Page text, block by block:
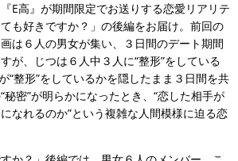
E高』が期間限定でお送りする恋愛リアリテ
も好きですか？」の後編をお届け。前回の
は６人の男女が集い、３日間のデート期間
が、じつは６人中３人に“整形”をしている
“整形”をしているかを隠したまま３日間を共
秘密”が明らかになったとき、“恋した相手が
なれるのか”という複雑な人間模様に迫る恋